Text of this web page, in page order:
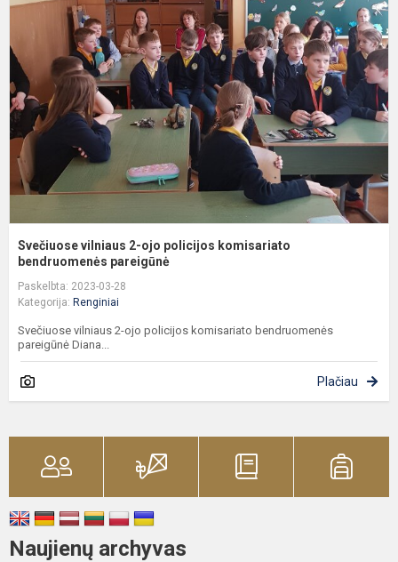
Svečiuose vilniaus 2-ojo policijos komisariato
bendruomenės pareigūnė
Paskelbta: 2023-03-28
Kategorija: Renginiai
Svečiuose vilniaus 2-ojo policijos komisariato bendruomenės
pareigūnė Diana...
Plačiau
Naujienų archyvas